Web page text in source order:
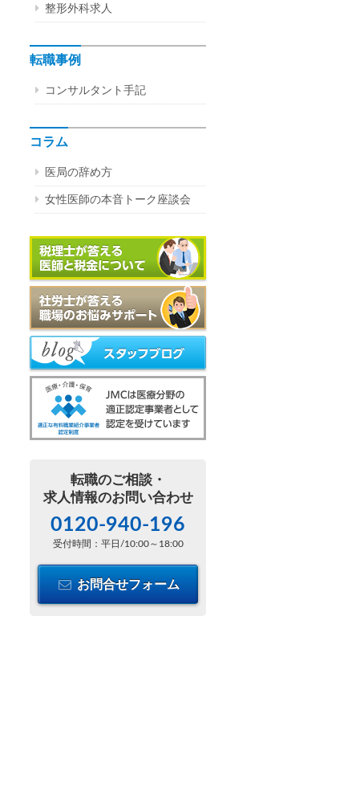
整形外科求人
転職事例
コンサルタント手記
コラム
医局の辞め方
女性医師の本音トーク座談会
転職のご相談・
求人情報のお問い合わせ
0120-940-196
受付時間：平日/10:00～18:00
お問合せフォーム